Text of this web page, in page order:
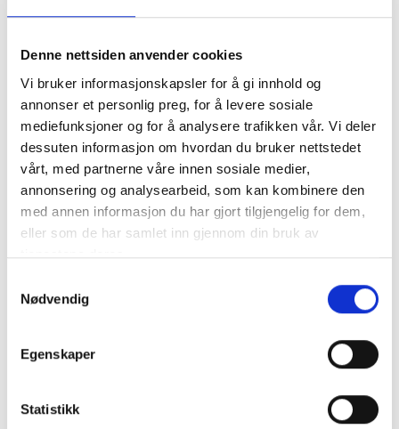
Denne nettsiden anvender cookies
Vi bruker informasjonskapsler for å gi innhold og
annonser et personlig preg, for å levere sosiale
mediefunksjoner og for å analysere trafikken vår. Vi deler
dessuten informasjon om hvordan du bruker nettstedet
vårt, med partnerne våre innen sosiale medier,
annonsering og analysearbeid, som kan kombinere den
med annen informasjon du har gjort tilgjengelig for dem,
eller som de har samlet inn gjennom din bruk av
tjenestene deres.
Nødvendig
Egenskaper
Statistikk
Casa Galega
Feriehus med god standard og plass til 8 personer. Her
bor man landing i vakre omgivelser, og kun 17 km fra
kysten. Huset har aircondition.
Villa Jasmine